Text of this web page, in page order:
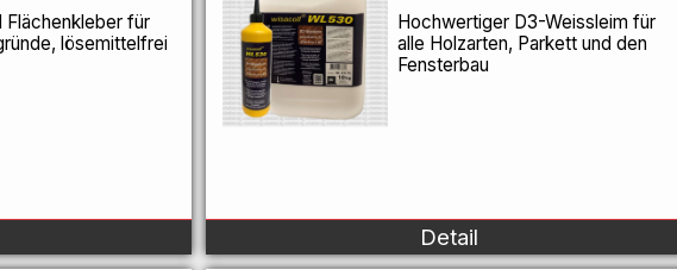
Flächenkleber für
lösemittelfrei
Hochwertiger D3-Weissleim für
alle Holzarten, Parkett und den
Fensterbau
Detail